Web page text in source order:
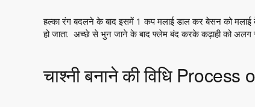
हल्का रंग बदलने के बाद इसमें 1 कप मलाई डाल कर बेसन को
हो जाता. अच्छे से भुन जाने के बाद फ्लेम बंद करके कढ़ाही को अलग
चाश्नी बनाने की विधि